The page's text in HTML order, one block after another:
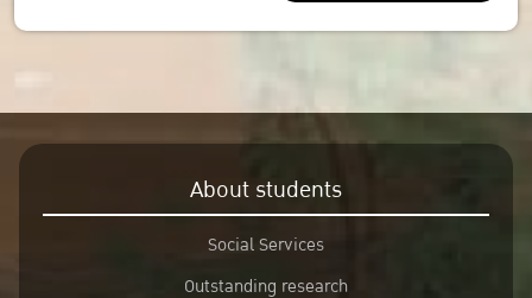
About students
Social Services
Outstanding research